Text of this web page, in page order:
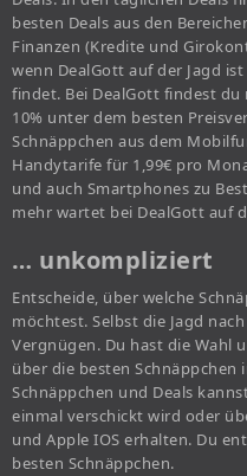
besten Deals aus den
Finanzen (Kredite und
wenn DealGott auf der Jagd
findet. Bei DealGott findest
10% unter dem besten
Schnäppchen aus dem
Handytarife für 1,99€ pro
und auch Smartphones zu
mehr wartet bei DealGott auf
… unkompliziert
Entscheide, über welche
möchtest. Selbst die Jagd
Vergnügen. Du hast die Wahl
über die besten
Schnäppchen und Deals
einmal verschickt wird oder
und Apple IOS erhalten. Du
besten Schnäppchen.